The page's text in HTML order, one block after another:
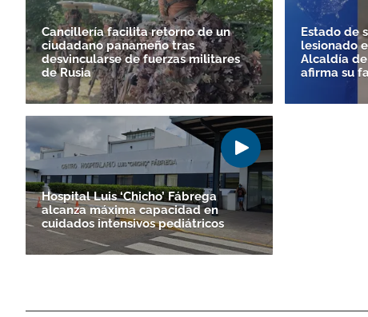
Cancillería facilita retorno de un
ciudadano panameño tras
desvincularse de fuerzas militares
de Rusia
Estado de
lesionado
Alcaldía de
afirma su
Hospital Luis ‘Chicho’ Fábrega
alcanza máxima capacidad en
cuidados intensivos pediátricos